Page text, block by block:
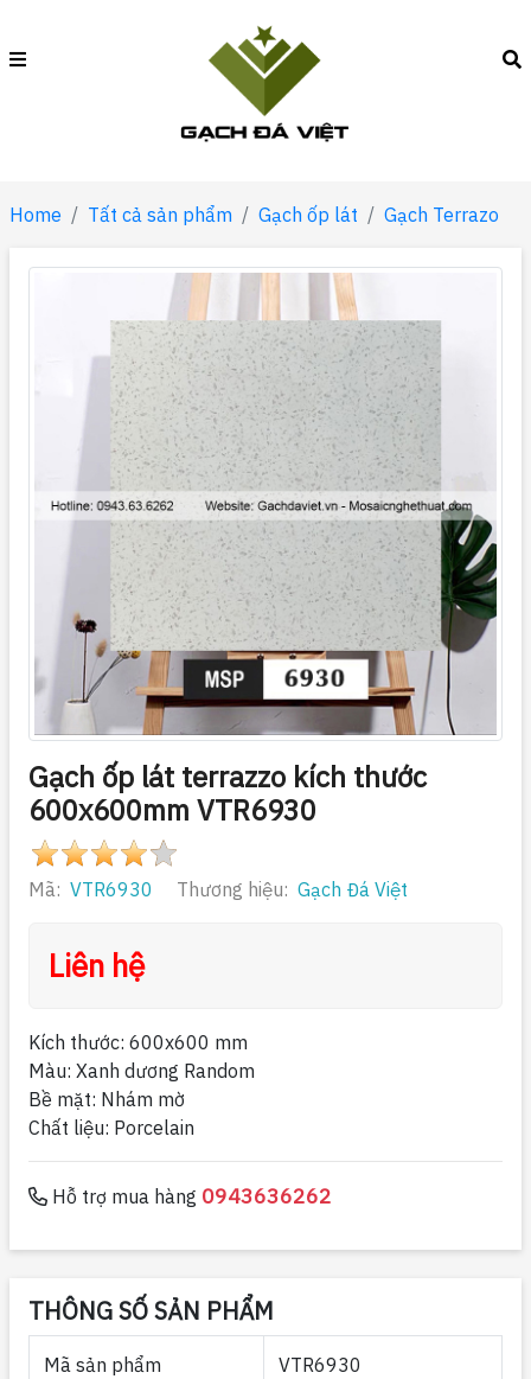
Home Tất cả sản phẩm Gạch ốp lát Gạch Terrazo
Gạch ốp lát terrazzo kích thước
600x600mm VTR6930
Mã: VTR6930 Thương hiệu: Gạch Đá Việt
Liên hệ
Kích thước: 600x600 mm
Màu: Xanh dương Random
Bề mặt: Nhám mờ
Chất liệu: Porcelain
Hỗ trợ mua hàng 0943636262
THÔNG SỐ SẢN PHẨM
Mã sản phẩm VTR6930